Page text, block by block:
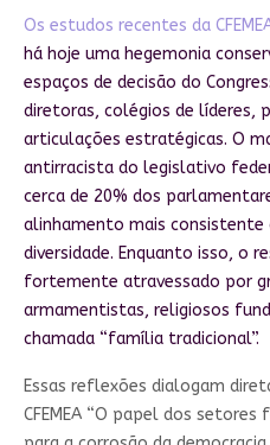
Os estudos recentes da
há hoje uma hegemonia
espaços de decisão do
diretoras, colégios de líderes,
articulações estratégicas. O
antirracista do legislativo
cerca de 20% dos
alinhamento mais
diversidade. Enquanto isso, o
fortemente atravessado por
armamentistas, religiosos
chamada “família tradicional”.
Essas reflexões dialogam
CFEMEA “O papel dos